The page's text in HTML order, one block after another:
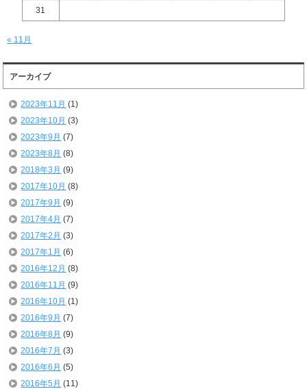
31
« 11月
アーカイブ
2023年11月 (1)
2023年10月 (3)
2023年9月 (7)
2023年8月 (8)
2018年3月 (9)
2017年10月 (8)
2017年9月 (9)
2017年4月 (7)
2017年2月 (3)
2017年1月 (6)
2016年12月 (8)
2016年11月 (9)
2016年10月 (1)
2016年9月 (7)
2016年8月 (9)
2016年7月 (3)
2016年6月 (5)
2016年5月 (11)